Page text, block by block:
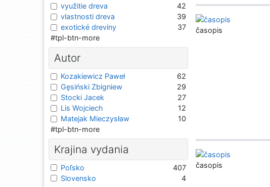
časopis
časopis
využitie dreva
42
vlastnosti dreva
39
exotické dreviny
37
#tpl-btn-more
Autor
Kozakiewicz Paweł
62
Gęsiński Zbigniew
29
Stocki Jacek
27
Lis Wojciech
12
Matejak Mieczysław
10
#tpl-btn-more
Krajina vydania
Poľsko
407
Slovensko
4